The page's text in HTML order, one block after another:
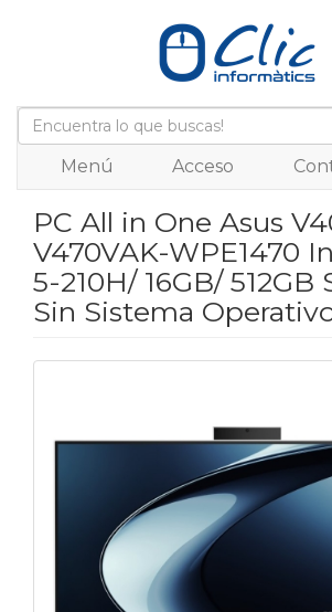
Menú Acceso
PC All in One Asus
V470VAK-WPE1470
5-210H/ 16GB/ 512GB
Sin Sistema